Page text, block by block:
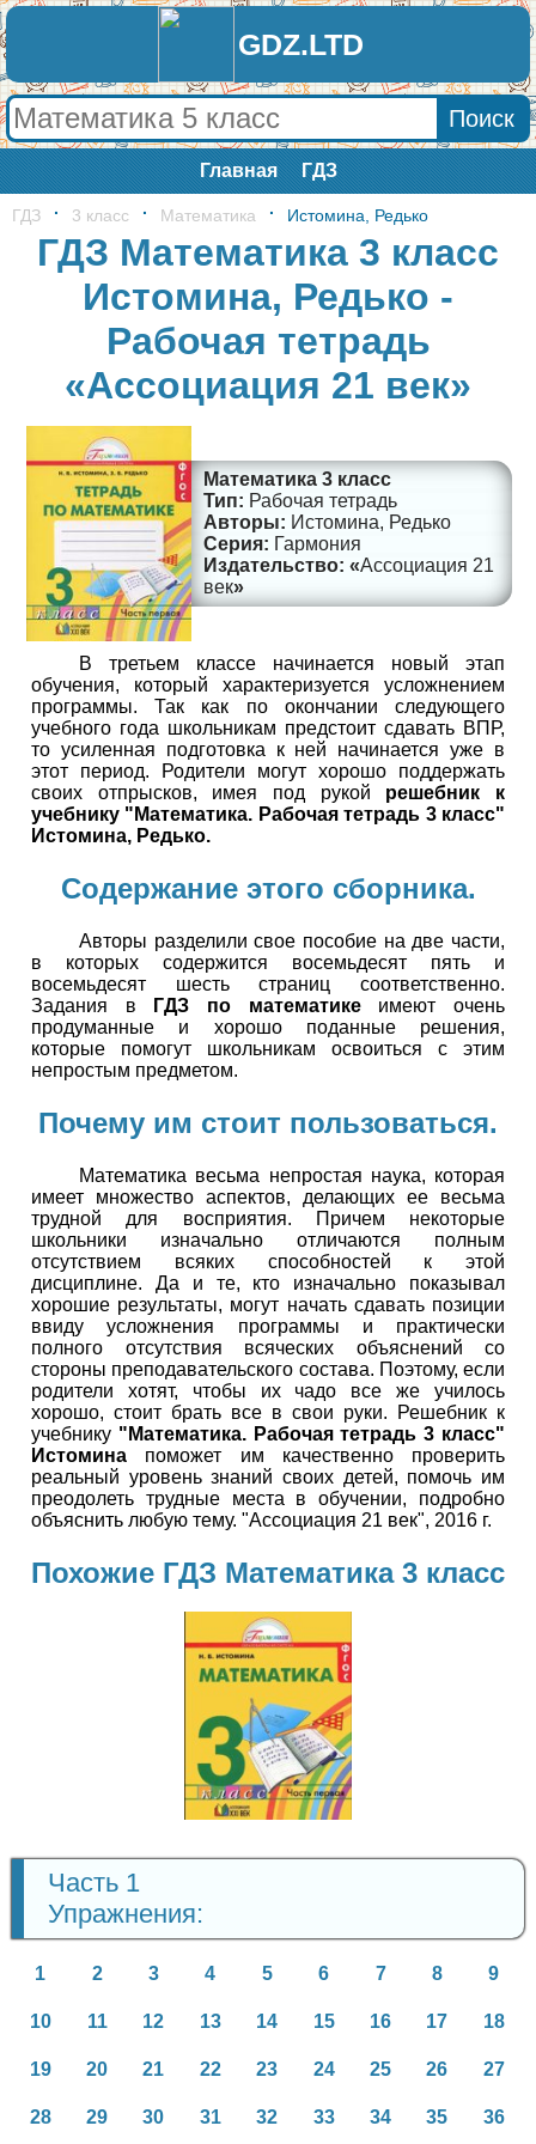
GDZ.LTD
Главная ГДЗ
ГДЗ 3 класс Математика Истомина, Редько
ГДЗ Математика 3 класс
Истомина, Редько -
Рабочая тетрадь
«Ассоциация 21 век»
Математика 3 класс
Рабочая тетрадь
Истомина, Редько
Гармония
Ассоциация 21
век
В третьем классе начинается новый этап
обучения, который характеризуется усложнением
программы. Так как по окончании следующего
учебного года школьникам предстоит сдавать ВПР,
то усиленная подготовка к ней начинается уже в
этот период. Родители могут хорошо поддержать
своих отпрысков, имея под рукой решебник к
учебнику "Математика. Рабочая тетрадь 3 класс"
Истомина, Редько.
Содержание этого сборника.
Авторы разделили свое пособие на две части,
в которых содержится восемьдесят пять и
восемьдесят шесть страниц соответственно.
Задания в
ГДЗ по математикеимеют очень
продуманные и хорошо поданные решения,
которые помогут школьникам освоиться с этим
непростым предметом.
Почему им стоит пользоваться.
Математика весьма непростая наука, которая
имеет множество аспектов, делающих ее весьма
трудной для восприятия. Причем некоторые
школьники изначально отличаются полным
отсутствием всяких способностей к этой
дисциплине. Да и те, кто изначально показывал
хорошие результаты, могут начать сдавать позиции
ввиду усложнения программы и практически
полного отсутствия всяческих объяснений со
стороны преподавательского состава. Поэтому, если
родители хотят, чтобы их чадо все же училось
хорошо, стоит брать все в свои руки. Решебник к
учебнику "Математика. Рабочая тетрадь 3 класс"
Истомина поможет им качественно проверить
реальный уровень знаний своих детей, помочь им
преодолеть трудные места в обучении, подробно
объяснить любую тему. "Ассоциация 21 век", 2016 г.
Похожие ГДЗ Математика 3 класс
Математика
3 класс
Часть 1
Упражнения:
1 2 3 4 5 6 7 8 9
10 11 12 13 14 15 16 17 18
19 20 21 22 23 24 25 26 27
28 29 30 31 32 33 34 35 36